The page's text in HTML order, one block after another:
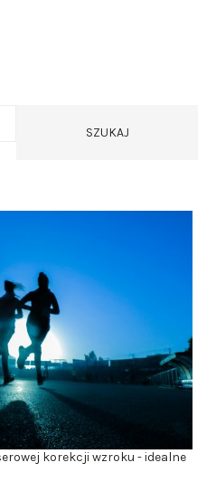
SZUKAJ
korekcji wzroku - idealne